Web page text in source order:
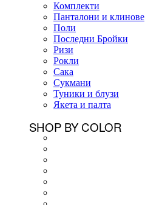
Комплекти
Панталони и клинове
Поли
Последни Бройки
Ризи
Рокли
Сака
Сукмани
Туники и блузи
Якета и палта
SHOP BY COLOR